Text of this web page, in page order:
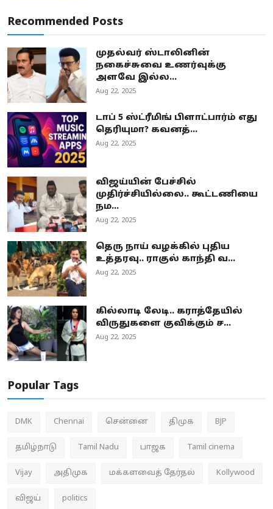
Recommended Posts
முதல்வர் ஸ்டாலினின்
நகைச்சுவை உணர்வுக்கு
அளவே இல்ல...
Aug 22, 2025
டாப் 5 ஸ்ட்ரீமிங் பிளாட்பார்ம் எது
தெரியுமா? கவனத்...
Aug 22, 2025
விஜய்யின் பேச்சில்
முதிர்ச்சியில்லை.. கூட்டணியை
நம...
Aug 22, 2025
தெரு நாய் வழக்கில் புதிய
உத்தரவு.. ராகுல் காந்தி வ...
Aug 22, 2025
கில்லாடி லேடி.. கராத்தேயில்
விருதுகளை குவிக்கும் ச...
Aug 22, 2025
Popular Tags
DMK Chennai சென்னை திமுக BJP
தமிழ்நாடு Tamil Nadu பாஜக Tamil cinema
Vijay அதிமுக மக்களவைத் தேர்தல் Kollywood
விஜய் politics